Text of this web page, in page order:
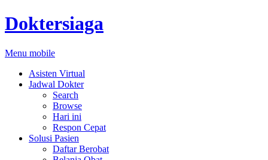
Doktersiaga
Menu mobile
Asisten Virtual
Jadwal Dokter
Search
Browse
Hari ini
Respon Cepat
Solusi Pasien
Daftar Berobat